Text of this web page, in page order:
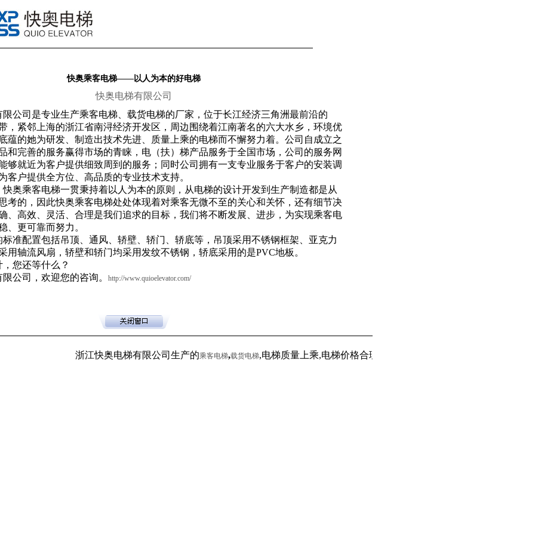
快奥乘客电梯——以人为本的好电梯
快奥电梯有限公司
公司是专业生产乘客电梯、载货电梯的厂家，位于长江经济三角洲最前沿的
，紧邻上海的浙江省南浔经济开发区，周边围绕着江南著名的六大水乡，环境优
蕴的她为研发、制造出技术先进、质量上乘的电梯而不懈努力着。公司自成立之
和完善的服务赢得市场的青睐，电（扶）梯产品服务于全国市场，公司的服务网
够就近为客户提供细致周到的服务；同时公司拥有一支专业服务于客户的安装调
客户提供全方位、高品质的专业技术支持。
奥乘客电梯一贯秉持着以人为本的原则，从电梯的设计开发到生产制造都是从
考的，因此快奥乘客电梯处处体现着对乘客无微不至的关心和关怀，还有细节决
、高效、灵活、合理是我们追求的目标，我们将不断发展、进步，为实现乘客电
、更可靠而努力。
准配置包括吊顶、通风、轿壁、轿门、轿底等，吊顶采用不锈钢框架、亚克力
用轴流风扇，轿壁和轿门均采用发纹不锈钢，轿底采用的是PVC地板。
您还等什么？
公司，欢迎您的咨询。
http://www.quioelevator.com/
浙江快奥电梯有限公司生产的乘客电梯,载货电梯,电梯质量上乘,电梯价格合理颇受客户青睐,专业从事